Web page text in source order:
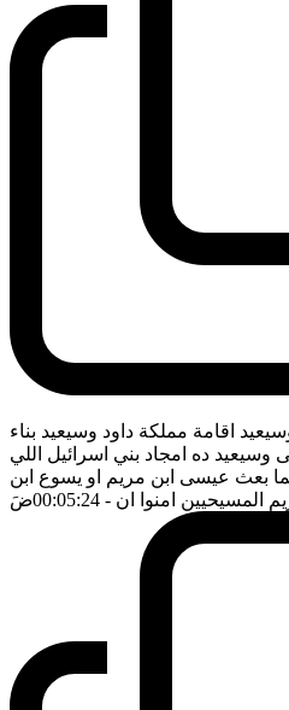
اقامة مملكة داود وسيعيد بناء
ده امجاد بني اسرائيل اللي
لما بعث عيسى ابن مريم او يسوع ابن
المسيحيين امنوا ان - 00:05:24 ضَ